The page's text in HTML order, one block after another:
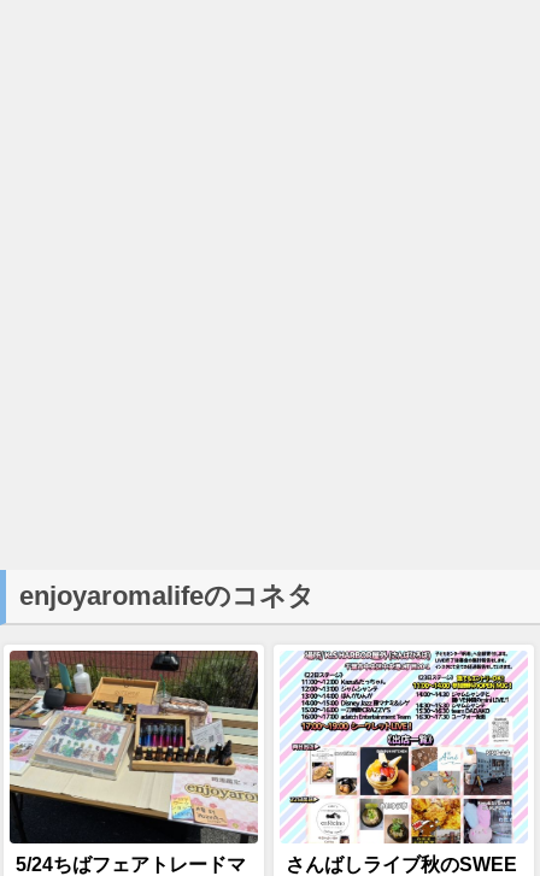
enjoyaromalifeのコネタ
5/24ちばフェアトレードマ
さんばしライブ秋のSWEE